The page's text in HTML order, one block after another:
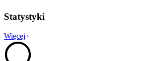
Statystyki
Więcej